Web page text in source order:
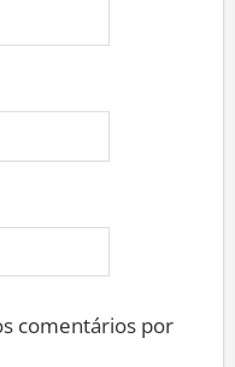
comentários por